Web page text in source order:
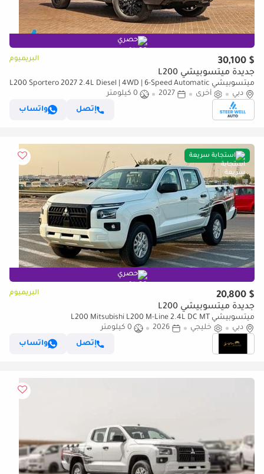
حصري
$ 30,100 البريميوم
جديدة ميتسوبيشي L200
ميتسوبيشي L200 Sportero 2027 2.4L Diesel | 4WD | 6-Speed Automatic
| 181 hp | 7 Drive Modes | Export Only
دبي أخرى 2027
0 كيلومتر
إتصل
واتساب
استجابة سريعة
حصري
$ 20,800 البريميوم
جديدة ميتسوبيشي L200
ميتسوبيشي L200 Mitsubishi L200 M-Line 2.4L DC MT
دبي
خليجي 2026
0 كيلومتر
إتصل
واتساب